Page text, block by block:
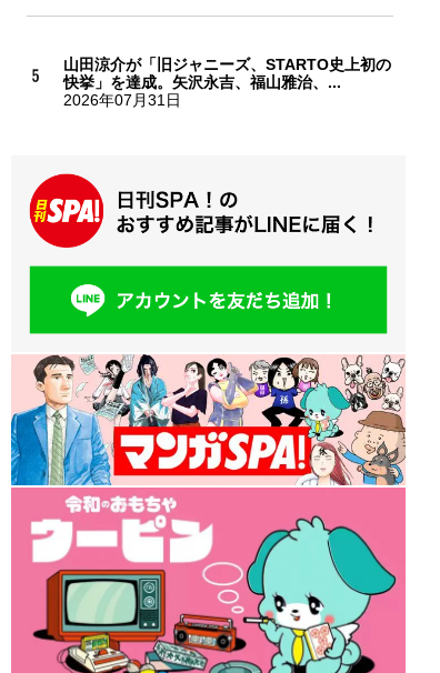
山田涼介が「旧ジャニーズ、STARTO史上初の
快挙」を達成。矢沢永吉、福山雅治、...
2026年07月31日